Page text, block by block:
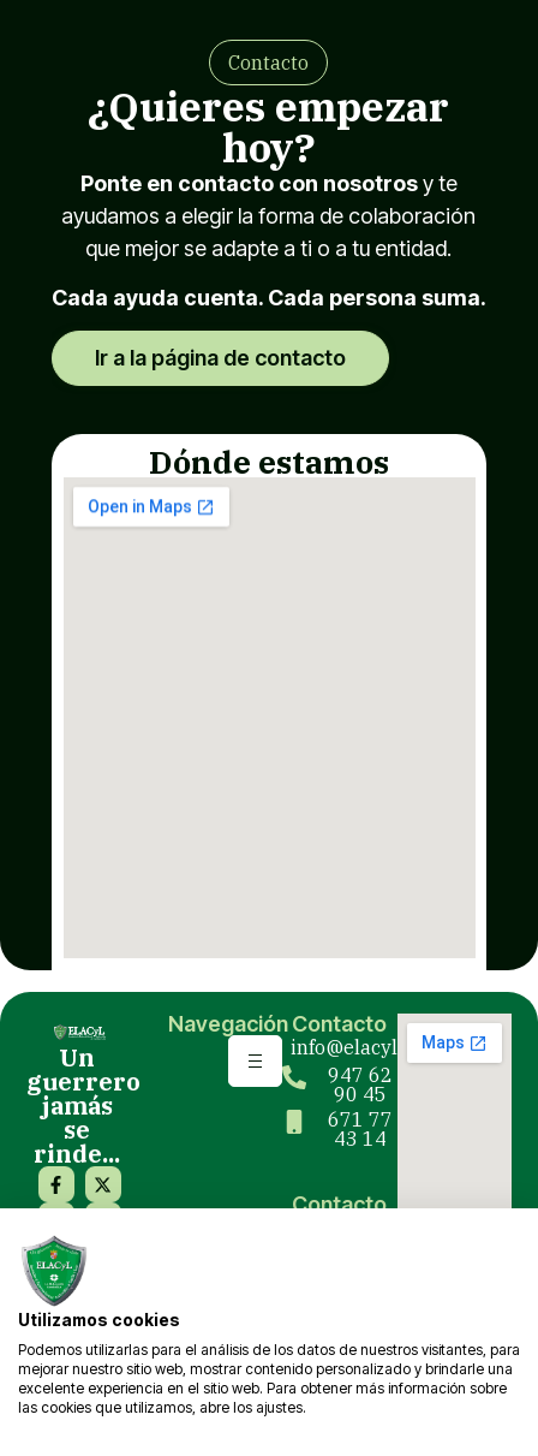
Contacto
¿Quieres empezar
hoy?
Ponte en contacto con nosotrosy te
ayudamos a elegir la forma de colaboración
que mejor se adapte a ti o a tu entidad.
Cada ayuda cuenta. Cada persona suma.
Ir a la página de contacto
Dónde estamos
Un
guerrero
jamás
se
rinde...
NavegaciónContacto
info@elacyl.org
947 62
90 45
671 77
43 14
Contacto
Utilizamos cookies
Podemos utilizarlas para el análisis de los datos de nuestros visitantes, para
mejorar nuestro sitio web, mostrar contenido personalizado y brindarle una
excelente experiencia en el sitio web. Para obtener más información sobre
las cookies que utilizamos, abre los ajustes.